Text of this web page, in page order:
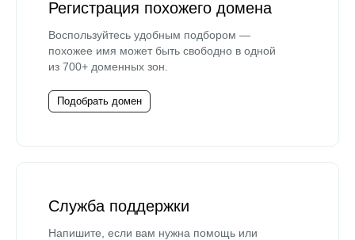
Регистрация похожего домена
Воспользуйтесь удобным подбором —
похожее имя может быть свободно в одной
из 700+ доменных зон.
Подобрать домен
Служба поддержки
Напишите, если вам нужна помощь или